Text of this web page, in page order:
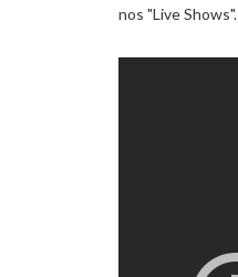
nos "Live Shows".